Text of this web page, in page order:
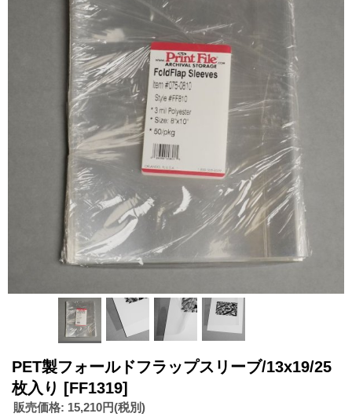
PET製フォールドフラップスリーブ/13x19/25
枚入り [FF1319]
販売価格: 15,210円(税別)